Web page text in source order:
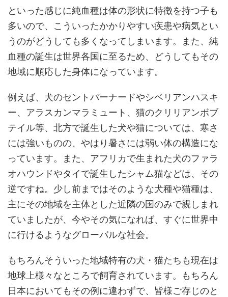
といった感じに純血種は体の形状に特徴を持つ子も
多いので、こういったかかりやすい疾患や病気とい
うのがどうしても多くなってしまいます。また、純
血種の誕生は世界各国に至るため、どうしてもその
地域に順応した身体になっています。
例えば、犬のセントバーナードやシベリアンハスキ
ー、アラスカンマラミュート、猫のクリリアンボブ
テイル等、北方で誕生した犬や猫については、寒さ
には強いものの、やはり暑さには弱い体の構造にな
っています。また、アフリカで生まれた犬のファラ
オハウンドやタイで誕生したシャム猫などは、その
逆ですね。少し前まではそのような犬種や猫種は、
主にその地域を主体とした近隣の国のみで親しまれ
ていましたが、今やその気になれば、すぐに世界中
に行けるようなグローバルな社会。
もちろんそういった地域特有の犬・猫たちも現在は
地球上様々なところで飼育されています。もちろん
日本においてもその例に違わずで、皆様ご存じのと